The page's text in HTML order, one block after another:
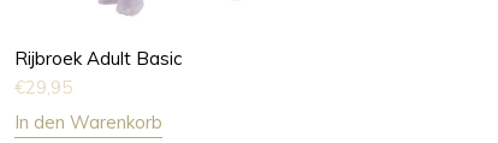
Rijbroek Adult Basic
€29,95
In den Warenkorb